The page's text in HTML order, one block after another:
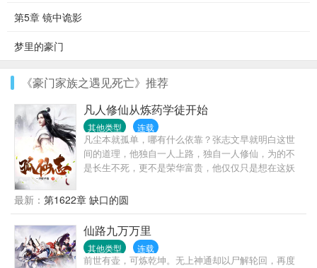
第5章 镜中诡影
梦里的豪门
《豪门家族之遇见死亡》推荐
凡人修仙从炼药学徒开始
其他类型 连载
凡尘本就孤单，哪有什么依靠？张志文早就明白这世
间的道理，他独自一人上路，独自一人修仙，为的不
是长生不死，更不是荣华富贵，他仅仅只是想在这妖
遍三界，一往无前。
最新： 第1622章 缺口的圆
仙路九万万里
其他类型 连载
前世有壶，可炼乾坤。无上神通却以尸解轮回，再度